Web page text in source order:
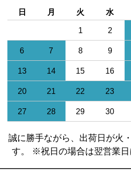
日 月 火 水
1 2
6 7 8 9
13 14 15 16
20 21 22 23
27 28 29 30
誠に勝手ながら、出荷日が火
す。 ※祝日の場合は翌営業日